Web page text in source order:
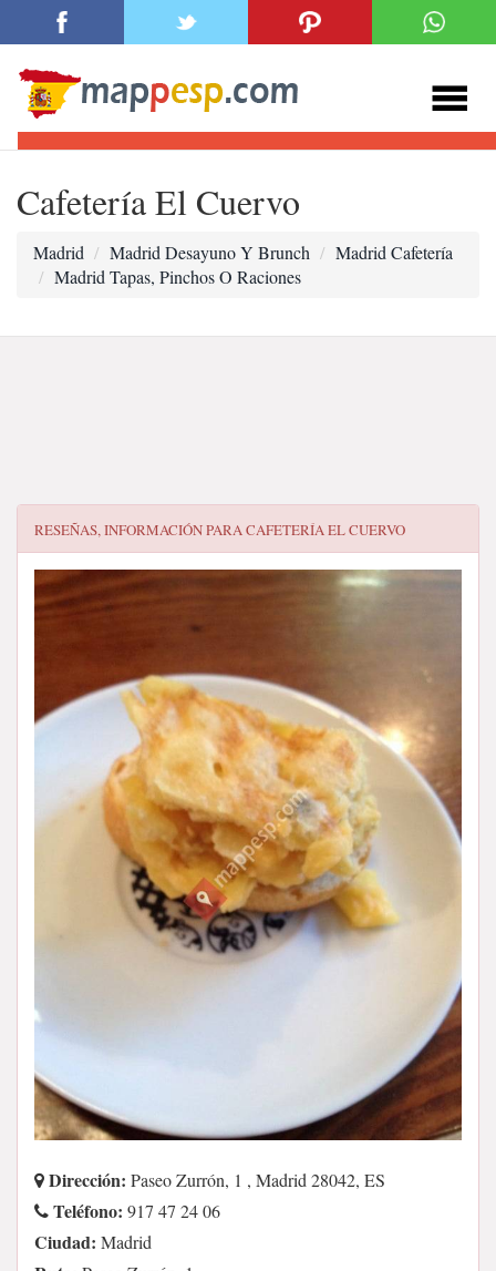
Cafetería El Cuervo
Madrid Madrid Desayuno Y Brunch
Madrid Cafetería
Madrid Tapas, Pinchos O Raciones
RESEÑAS, INFORMACIÓN PARACAFETERÍA EL CUERVO
Dirección: Paseo Zurrón, 1 , Madrid 28042, ES
Teléfono: 917 47 24 06
Ciudad: Madrid